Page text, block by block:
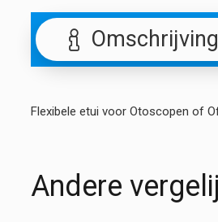
Omschrijving
Flexibele etui voor Otoscopen of
Andere